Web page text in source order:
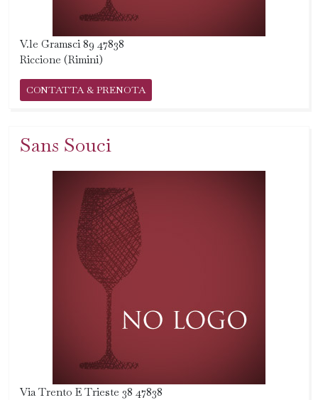
V.le Gramsci 89 47838
Riccione (Rimini)
CONTATTA & PRENOTA
Sans Souci
Via Trento E Trieste 38 47838